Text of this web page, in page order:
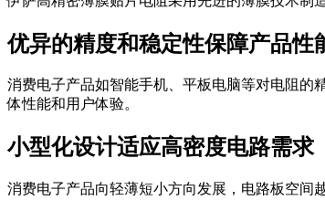
优异的精度和稳定性保障产品性
消费电子产品如智能手机、平板电脑等对电阻的
体性能和用户体验。
小型化设计适应高密度电路需求
消费电子产品向轻薄短小方向发展，电路板空间